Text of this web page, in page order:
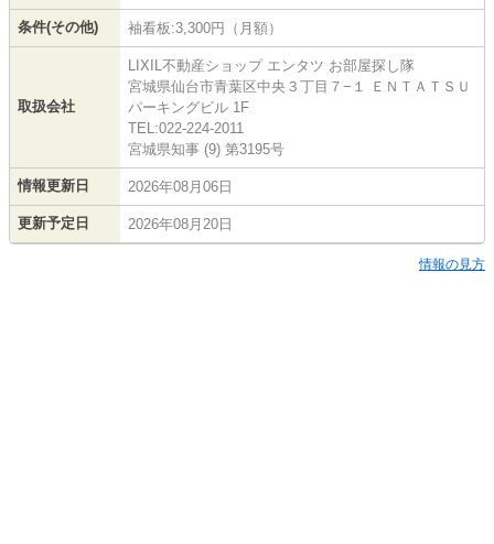
条件(その他) 袖看板:3,300円（月額）
取扱会社
LIXIL不動産ショップ エンタツ お部屋探し隊
宮城県仙台市青葉区中央３丁目７−１ ＥＮＴＡＴＳＵ
パーキングビル 1F
TEL:022-224-2011
宮城県知事 (9) 第3195号
情報更新日 2026年08月06日
更新予定日 2026年08月20日
情報の見方